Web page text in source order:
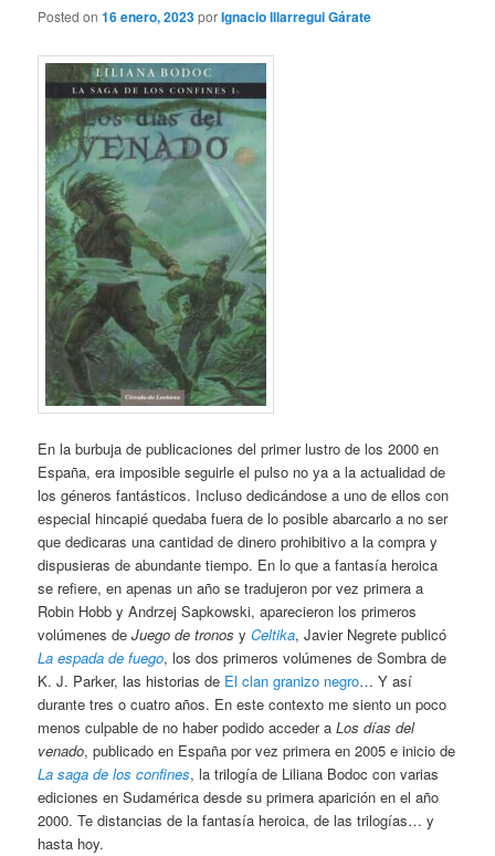
Posted on16 enero, 2023porIgnacio Illarregui Gárate
En la burbuja de publicaciones del primer lustro de los 2000 en
España, era imposible seguirle el pulso no ya a la actualidad de
los géneros fantásticos. Incluso dedicándose a uno de ellos con
especial hincapié quedaba fuera de lo posible abarcarlo a no ser
que dedicaras una cantidad de dinero prohibitivo a la compra y
dispusieras de abundante tiempo. En lo que a fantasía heroica
se refiere, en apenas un año se tradujeron por vez primera a
Robin Hobb y Andrzej Sapkowski, aparecieron los primeros
volúmenes deJuego de tronos yCeltika, Javier Negrete publicó
La espada de fuego, los dos primeros volúmenes de Sombra de
K. J. Parker, las historias de El clan granizo negro… Y así
durante tres o cuatro años. En este contexto me siento un poco
menos culpable de no haber podido acceder aLos días del
venado, publicado en España por vez primera en 2005 e inicio de
La saga de los confines, la trilogía de Liliana Bodoc con varias
ediciones en Sudamérica desde su primera aparición en el año
2000. Te distancias de la fantasía heroica, de las trilogías… y
hasta hoy.